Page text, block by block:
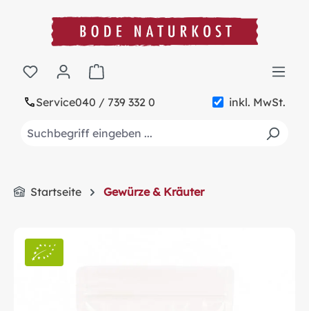
springen
Service040 / 739 332 0 inkl. MwSt.
Warenkorb enthält 0 Positionen. Der
Startseite Gewürze & Kräuter
Bildergalerie überspringen